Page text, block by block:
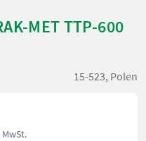
MET TTP-600
15-523, Polen